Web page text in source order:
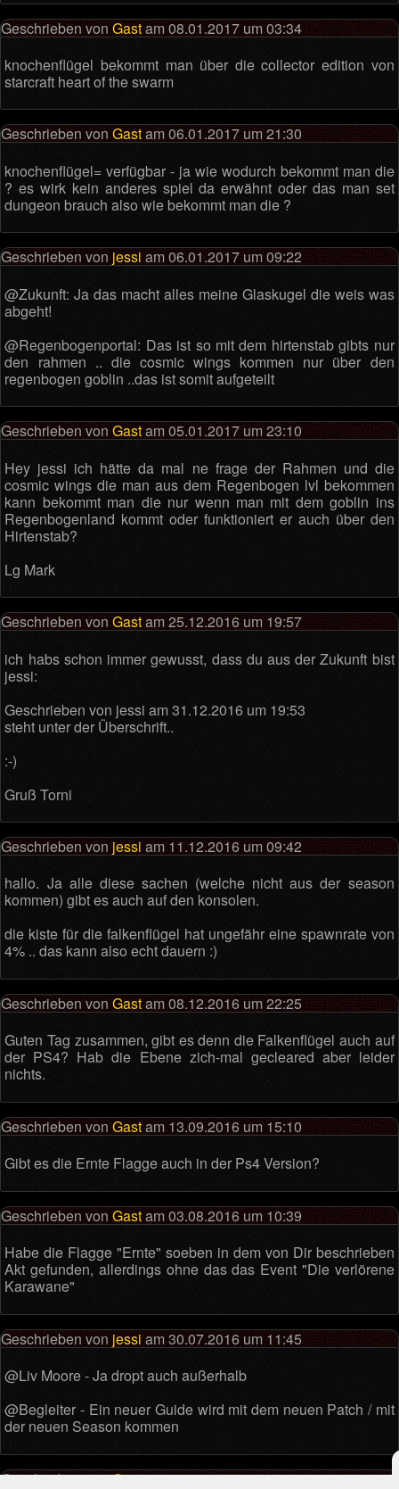
Geschrieben von Gastam 08.01.2017 um 03:34
knochenflügel bekommt man über die collector edition von
starcraft heart of the swarm
Geschrieben von Gastam 06.01.2017 um 21:30
knochenflügel= verfügbar - ja wie wodurch bekommt man die
? es wirk kein anderes spiel da erwähnt oder das man set
dungeon brauch also wie bekommt man die ?
Geschrieben von jessi am 06.01.2017 um 09:22
@Zukunft: Ja das macht alles meine Glaskugel die weis was
abgeht!
@Regenbogenportal: Das ist so mit dem hirtenstab gibts nur
den rahmen .. die cosmic wings kommen nur über den
regenbogen goblin ..das ist somit aufgeteilt
Geschrieben von Gastam 05.01.2017 um 23:10
Hey jessi ich hätte da mal ne frage der Rahmen und die
cosmic wings die man aus dem Regenbogen lvl bekommen
kann bekommt man die nur wenn man mit dem goblin ins
Regenbogenland kommt oder funktioniert er auch über den
Hirtenstab?
Lg Mark
Geschrieben von Gastam 25.12.2016 um 19:57
ich habs schon immer gewusst, dass du aus der Zukunft bist
jessi:
Geschrieben von jessi am 31.12.2016 um 19:53
steht unter der Überschrift..
:-)
Gruß Torni
Geschrieben von jessi am 11.12.2016 um 09:42
hallo. Ja alle diese sachen (welche nicht aus der season
kommen) gibt es auch auf den konsolen.
die kiste für die falkenflügel hat ungefähr eine spawnrate von
4% .. das kann also echt dauern :)
Geschrieben von Gastam 08.12.2016 um 22:25
Guten Tag zusammen, gibt es denn die Falkenflügel auch auf
der PS4? Hab die Ebene zich-mal gecleared aber leider
nichts.
Geschrieben von Gastam 13.09.2016 um 15:10
Gibt es die Ernte Flagge auch in der Ps4 Version?
Geschrieben von Gastam 03.08.2016 um 10:39
Habe die Flagge "Ernte" soeben in dem von Dir beschrieben
Akt gefunden, allerdings ohne das das Event "Die verlörene
Karawane"
Geschrieben von jessi am 30.07.2016 um 11:45
@Liv Moore - Ja dropt auch außerhalb
@Begleiter - Ein neuer Guide wird mit dem neuen Patch / mit
der neuen Season kommen
Geschrieben vonGastam 24.07.2016 um 16:19